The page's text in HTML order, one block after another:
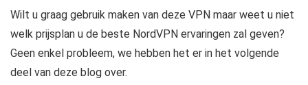
Wilt u graag gebruik maken van deze VPN maar weet u niet
welk prijsplan u de beste NordVPN ervaringen zal geven?
Geen enkel probleem, we hebben het er in het volgende
deel van deze blog over.